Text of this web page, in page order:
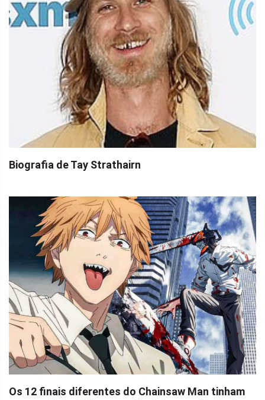
Biografia de Tay Strathairn
Os 12 finais diferentes do Chainsaw Man tinham